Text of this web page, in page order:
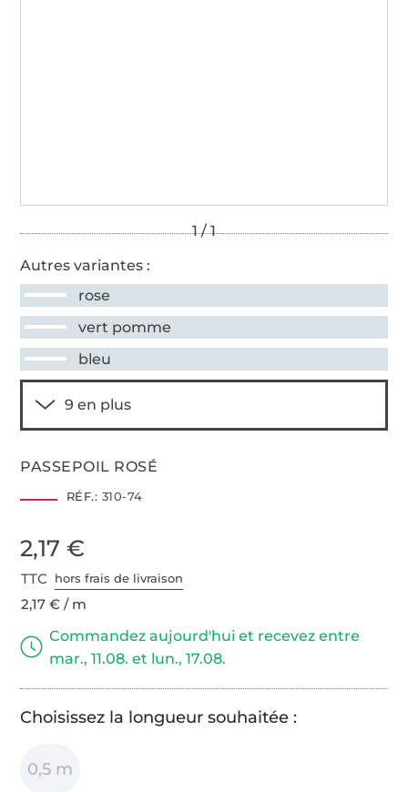
Autres variantes :
rose
vert pomme
bleu
PASSEPOIL ROSÉ
RÉF.: 310-74
2,17 €
TTC hors frais de livraison
2,17 € / m
Commandez aujourd'hui et recevez entre
mar., 11.08. et lun., 17.08.
Choisissez la longueur souhaitée :
0,5 m